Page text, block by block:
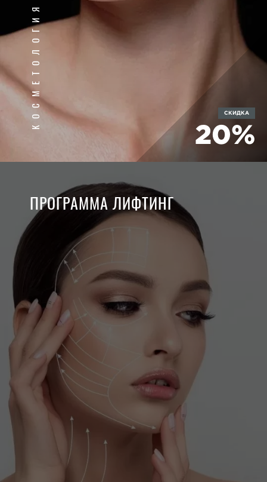
КОСМЕТОЛОГИЯ СКИДКА
20%
ПРОГРАММА ЛИФТИНГ